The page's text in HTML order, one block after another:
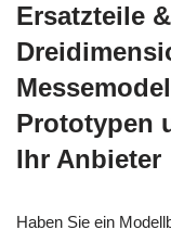
Ersatzteile
Prototypen
Ihr Anbieter
Haben Sie ein